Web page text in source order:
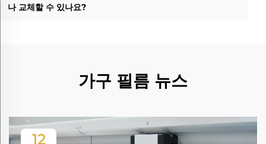
나 교체할 수 있나요?
가구 필름 뉴스
12